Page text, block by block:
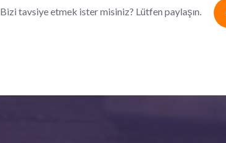
Bizi tavsiye etmek ister misiniz? Lütfen paylaşın.